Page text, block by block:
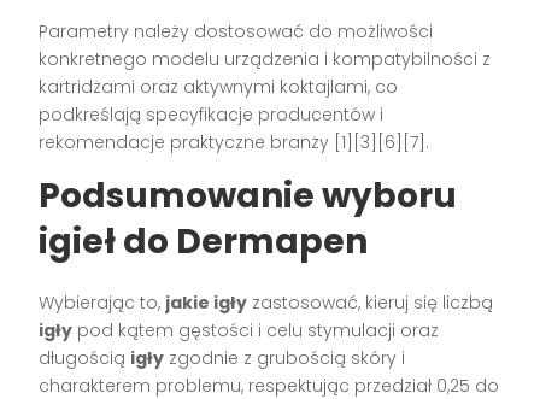
Parametry należy dostosować do możliwości
konkretnego modelu urządzenia i kompatybilności z
kartridżami oraz aktywnymi koktajlami, co
podkreślają specyfikacje producentów i
rekomendacje praktyczne branży [1][3][6][7].
Podsumowanie wyboru
igieł do Dermapen
Wybierając to, jakie igły zastosować, kieruj się liczbą
igły pod kątem gęstości i celu stymulacji oraz
długością igły zgodnie z grubością skóry i
charakterem problemu, respektując przedział 0,25 do